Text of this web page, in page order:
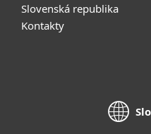
Slovenská republika
Kontakty